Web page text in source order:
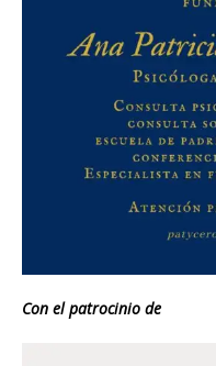
Con el patrocinio de